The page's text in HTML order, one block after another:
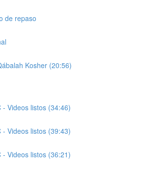
de repaso
Kosher (20:56)
- Videos listos (34:46)
- Videos listos (39:43)
- Videos listos (36:21)